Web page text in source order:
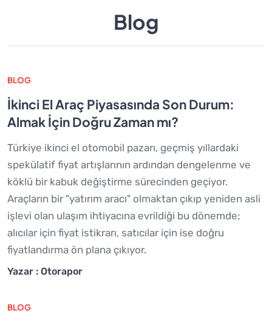
Blog
BLOG
İkinci El Araç Piyasasında Son Durum:
Almak İçin Doğru Zaman mı?
Türkiye ikinci el otomobil pazarı, geçmiş yıllardaki
spekülatif fiyat artışlarının ardından dengelenme ve
köklü bir kabuk değiştirme sürecinden geçiyor.
Araçların bir "yatırım aracı" olmaktan çıkıp yeniden asli
işlevi olan ulaşım ihtiyacına evrildiği bu dönemde;
alıcılar için fiyat istikrarı, satıcılar için ise doğru
fiyatlandırma ön plana çıkıyor.
Yazar : Otorapor
BLOG